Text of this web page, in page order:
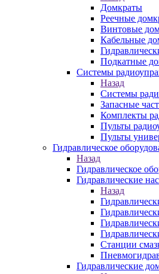
Домкраты
Реечные
Винтовые
Кабельные
Подкатные
Системы
Назад
Системы
Запасные
Комплекты
Пульты
Пульты
Гидравлическое
Назад
Гидравлическое
Гидравлические
Назад
Станции
Гидравлические